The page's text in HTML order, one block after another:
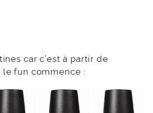
car c’est à partir de
fun commence :